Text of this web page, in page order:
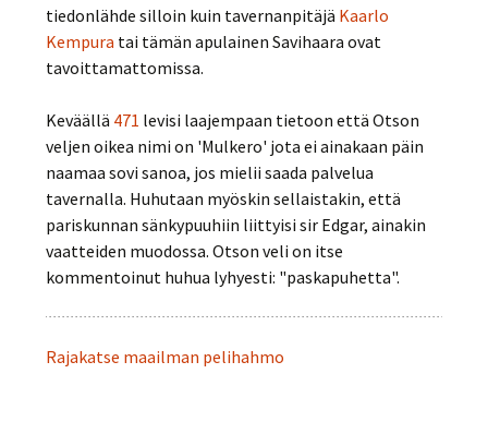
tiedonlähde silloin kuin tavernanpitäjä Kaarlo
Kempura tai tämän apulainen Savihaara ovat
tavoittamattomissa.
Keväällä 471 levisi laajempaan tietoon että Otson
veljen oikea nimi on 'Mulkero' jota ei ainakaan päin
naamaa sovi sanoa, jos mielii saada palvelua
tavernalla. Huhutaan myöskin sellaistakin, että
pariskunnan sänkypuuhiin liittyisi sir Edgar, ainakin
vaatteiden muodossa. Otson veli on itse
kommentoinut huhua lyhyesti: "paskapuhetta".
Rajakatse maailman pelihahmo